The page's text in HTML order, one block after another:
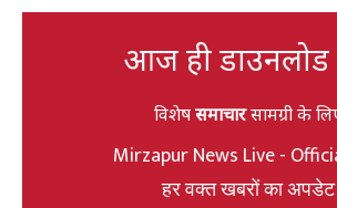
आज ही
विशेषसमाचारसामग्री के
Mirzapur News Live -
हर वक्त खबरों का अपडेट